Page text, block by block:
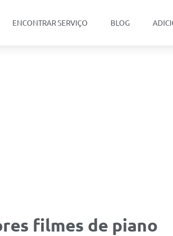
ENCONTRAR SERVIÇO BLOG
filmes de piano